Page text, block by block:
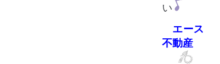
い
エース
不動産